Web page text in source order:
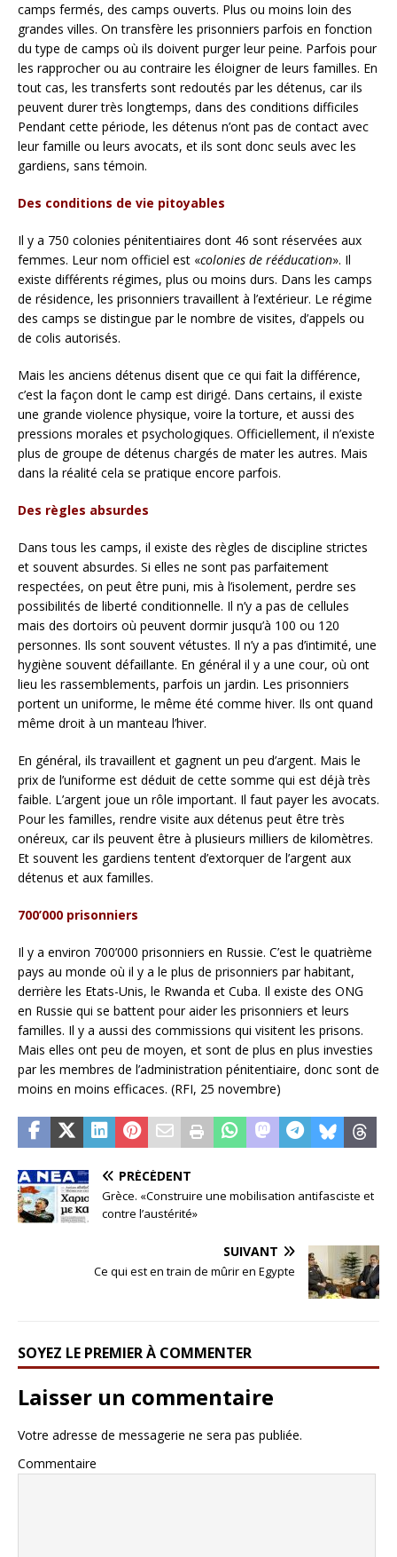
camps fermés, des camps ouverts. Plus ou moins loin des
grandes villes. On transfère les prisonniers parfois en fonction
du type de camps où ils doivent purger leur peine. Parfois pour
les rapprocher ou au contraire les éloigner de leurs familles. En
tout cas, les transferts sont redoutés par les détenus, car ils
peuvent durer très longtemps, dans des conditions difficiles
Pendant cette période, les détenus n’ont pas de contact avec
leur famille ou leurs avocats, et ils sont donc seuls avec les
gardiens, sans témoin.
Des conditions de vie pitoyables
Il y a 750 colonies pénitentiaires dont 46 sont réservées aux
femmes. Leur nom officiel est «colonies de rééducation». Il
existe différents régimes, plus ou moins durs. Dans les camps
de résidence, les prisonniers travaillent à l’extérieur. Le régime
des camps se distingue par le nombre de visites, d’appels ou
de colis autorisés.
Mais les anciens détenus disent que ce qui fait la différence,
c’est la façon dont le camp est dirigé. Dans certains, il existe
une grande violence physique, voire la torture, et aussi des
pressions morales et psychologiques. Officiellement, il n’existe
plus de groupe de détenus chargés de mater les autres. Mais
dans la réalité cela se pratique encore parfois.
Des règles absurdes
Dans tous les camps, il existe des règles de discipline strictes
et souvent absurdes. Si elles ne sont pas parfaitement
respectées, on peut être puni, mis à l’isolement, perdre ses
possibilités de liberté conditionnelle. Il n’y a pas de cellules
mais des dortoirs où peuvent dormir jusqu’à 100 ou 120
personnes. Ils sont souvent vétustes. Il n’y a pas d’intimité, une
hygiène souvent défaillante. En général il y a une cour, où ont
lieu les rassemblements, parfois un jardin. Les prisonniers
portent un uniforme, le même été comme hiver. Ils ont quand
même droit à un manteau l’hiver.
En général, ils travaillent et gagnent un peu d’argent. Mais le
prix de l’uniforme est déduit de cette somme qui est déjà très
faible. L’argent joue un rôle important. Il faut payer les avocats.
Pour les familles, rendre visite aux détenus peut être très
onéreux, car ils peuvent être à plusieurs milliers de kilomètres.
Et souvent les gardiens tentent d’extorquer de l’argent aux
détenus et aux familles.
700’000 prisonniers
Il y a environ 700’000 prisonniers en Russie. C’est le quatrième
pays au monde où il y a le plus de prisonniers par habitant,
derrière les Etats-Unis, le Rwanda et Cuba. Il existe des ONG
en Russie qui se battent pour aider les prisonniers et leurs
familles. Il y a aussi des commissions qui visitent les prisons.
Mais elles ont peu de moyen, et sont de plus en plus investies
par les membres de l’administration pénitentiaire, donc sont de
moins en moins efficaces. (RFI, 25 novembre)
PRÉCÉDENT
Grèce. «Construire une mobilisation antifasciste et
contre l’austérité»
SUIVANT
Ce qui est en train de mûrir en Egypte
SOYEZ LE PREMIER À COMMENTER
Laisser un commentaire
Votre adresse de messagerie ne sera pas publiée.
Commentaire